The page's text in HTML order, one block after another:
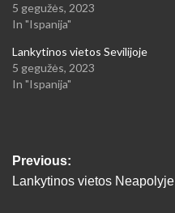
5 gegužės, 2023
In "Ispanija"
Lankytinos vietos Sevilijoje
5 gegužės, 2023
In "Ispanija"
Post
navigation
Previous:
Lankytinos vietos Neapolyje